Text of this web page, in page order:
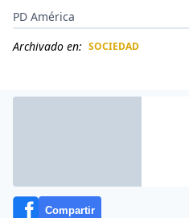
PD América
Archivado en: SOCIEDAD
Compartir